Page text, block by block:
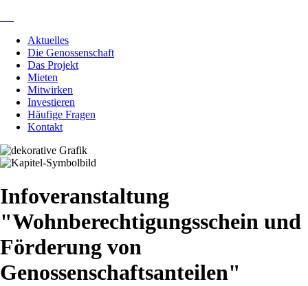
überspringen
Aktuelles
Die Genossenschaft
Das Projekt
Mieten
Mitwirken
Investieren
Häufige Fragen
Kontakt
Infoveranstaltung
"Wohnberechtigungsschein und
Förderung von
Genossenschaftsanteilen"